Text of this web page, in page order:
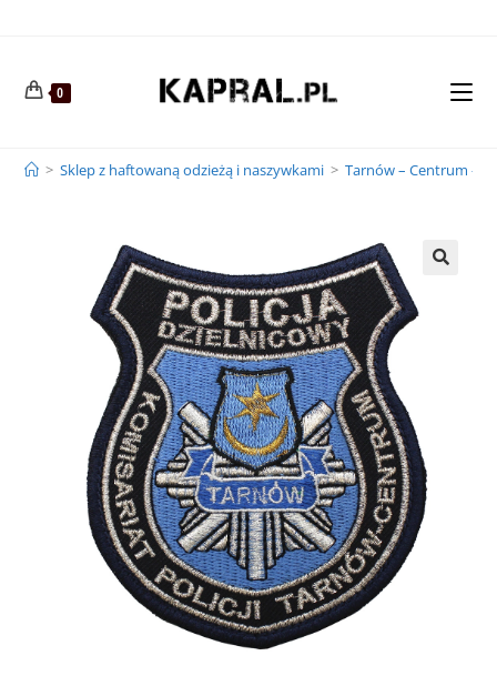
0
> Sklep z haftowaną odzieżą i naszywkami > Tarnów – Centrum –